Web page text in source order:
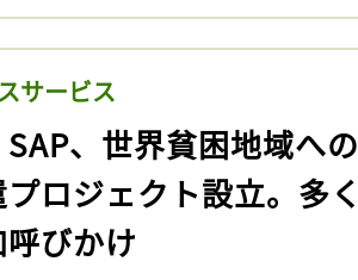
サービス
SAP、世界貧困地域へ
ロジェクト設立。多
びかけ